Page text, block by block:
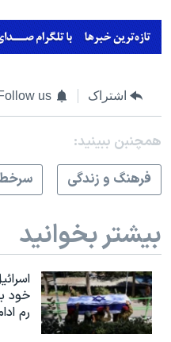
اشتراک us
همچنبن ببینید:
فرهنگ و زندگی
بیشتر بخوانید
خود
رم